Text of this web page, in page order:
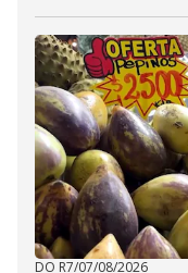
DO R7/07/08/2026